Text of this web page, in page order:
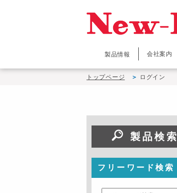
製品情報 会社案内
トップページ ログイン
製品検索
フリーワード検索